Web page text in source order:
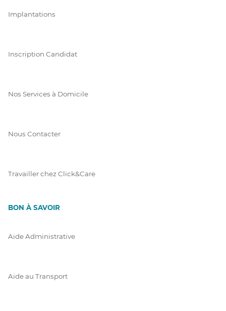
Implantations
Inscription Candidat
Nos Services à Domicile
Nous Contacter
Travailler chez Click&Care
BON À SAVOIR
Aide Administrative
Aide au Transport